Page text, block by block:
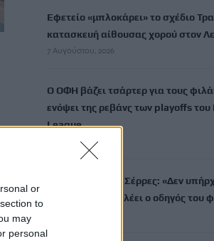
or
to
may
personal
Εφετείο «μπλοκάρει» το σχέδιο
κατασκευή αίθουσας χορού στον
7 Αυγούστου, 2026
Ο ΟΦΗ βάζει τσάρτερ για τους
ενόψει της ρεβάνς των playoffs του
League
7 Αυγούστου, 2026
Δυστύχημα στις Σέρρες: «Δεν
για αντίδραση», λέει ο οδηγός του